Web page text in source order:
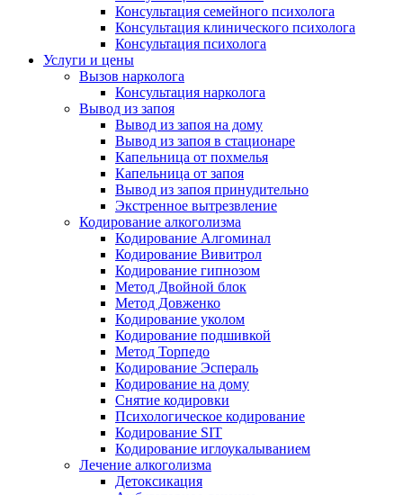
Консультация семейного психолога
Консультация клинического психолога
Консультация психолога
Услуги и цены
Вызов нарколога
Консультация нарколога
Вывод из запоя
Вывод из запоя на дому
Вывод из запоя в стационаре
Капельница от похмелья
Капельница от запоя
Вывод из запоя принудительно
Экстренное вытрезвление
Кодирование алкоголизма
Кодирование Алгоминал
Кодирование Вивитрол
Кодирование гипнозом
Метод Двойной блок
Метод Довженко
Кодирование уколом
Кодирование подшивкой
Метод Торпедо
Кодирование Эспераль
Кодирование на дому
Снятие кодировки
Психологическое кодирование
Кодирование SIT
Кодирование иглоукалыванием
Лечение алкоголизма
Детоксикация